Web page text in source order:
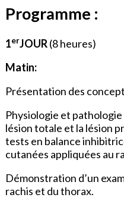
Programme :
1erJOUR(8 heures)
Matin:
Présentation des
Physiologie et
lésion totale et la lésion
tests en balance
cutanées appliquées au
Démonstration d’un
rachis et du thorax.